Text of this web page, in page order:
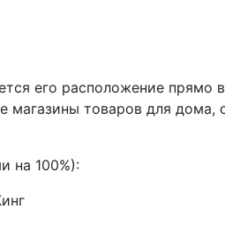
его расположение прямо
магазины товаров для
на 100%):